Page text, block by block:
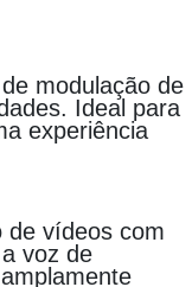
modulação de
Ideal para
experiência
de vídeos com
voz de